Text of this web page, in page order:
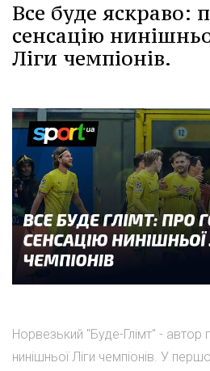
Все буде яскраво:
сенсацію
Ліги чемпіонів.
Норвезький "Буде-Глімт" - автор
нинішньої Ліги чемпіонів. У